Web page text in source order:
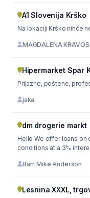
A1 Slovenija Krško
Na lokaciji Krško nihče
MAGDALENA KRAVOS
Hipermarket Spar
jaka
dm drogerie markt
Hello We offer loans on clear and understandable terms and
conditions at a 3%
Barr Mike Anderson
Lesnina XXXL,